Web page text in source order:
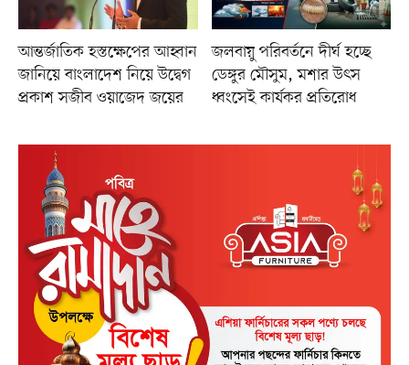
আন্তর্জাতিক হস্তক্ষেপের আহ্বান
জানিয়ে বাংলাদেশ নিয়ে উদ্বেগ
প্রকাশ সজীব ওয়াজেদ জয়ের
জলবায়ু পরিবর্তনে দীর্ঘ হচ্ছে
ডেঙ্গুর মৌসুম, মশার উৎস
ধ্বংসেই কার্যকর প্রতিরোধ